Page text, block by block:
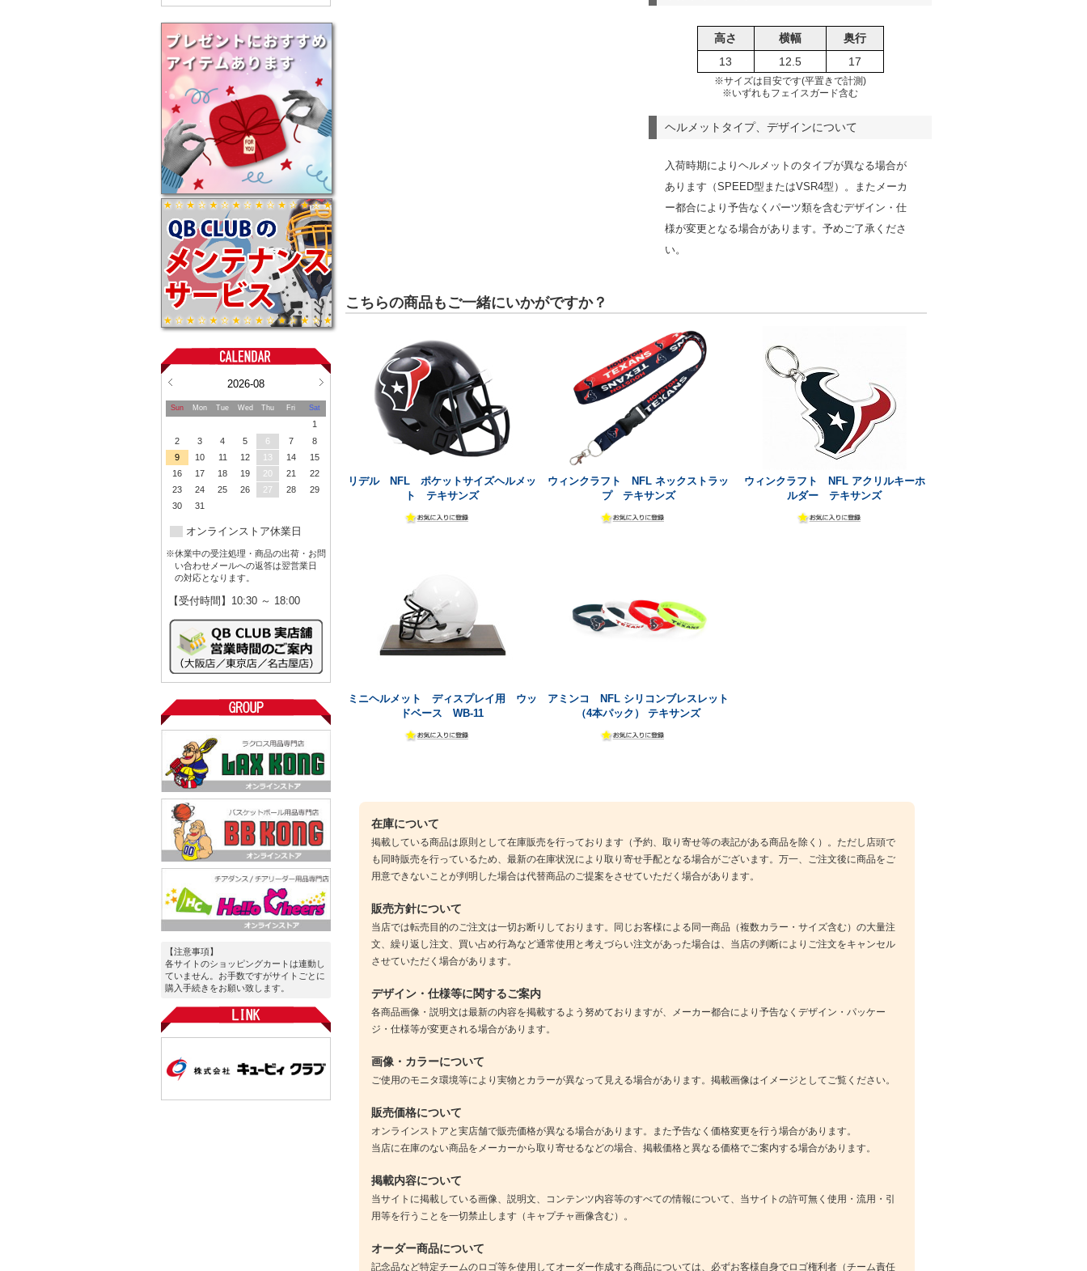
2026-08
Sun Mon Tue Wed Thu Fri Sat
1
2
3 4 5 6 7
8
9
10 11 12 13 14
15
16
17 18 19 20 21
22
23
24 25 26 27 28
29
30
31
オンラインストア休業日
※休業中の受注処理・商品の出荷・お問
い合わせメールへの返答は翌営業日
の対応となります。
【受付時間】10:30 ～ 18:00
【注意事項】
各サイトのショッピングカートは連動し
ていません。お手数ですがサイトごとに
購入手続きをお願い致します。
高さ 横幅
奥行
13
12.5 17
※サイズは目安です(平置きで計測)
※いずれもフェイスガード含む
ヘルメットタイプ、デザインについて
入荷時期によりヘルメットのタイプが異なる場合が
あります（SPEED型またはVSR4型）。またメーカ
ー都合により予告なくパーツ類を含むデザイン・仕
様が変更となる場合があります。予めご了承くださ
い。
こちらの商品もご一緒にいかがですか？
リデル NFL ポケットサイズヘルメッ
ト テキサンズ
ウィンクラフト NFL ネックストラッ
プ テキサンズ
ウィンクラフト NFL アクリルキーホ
ルダー テキサンズ
ミニヘルメット ディスプレイ用 ウッ
ドベース WB-11
アミンコ NFL シリコンブレスレット
（4本パック） テキサンズ
在庫について
掲載している商品は原則として在庫販売を行っております（予約、取り寄せ等の表記がある商品を除く）。ただし店頭で
も同時販売を行っているため、最新の在庫状況により取り寄せ手配となる場合がございます。万一、ご注文後に商品をご
用意できないことが判明した場合は代替商品のご提案をさせていただく場合があります。
販売方針について
当店では転売目的のご注文は一切お断りしております。同じお客様による同一商品（複数カラー・サイズ含む）の大量注
文、繰り返し注文、買い占め行為など通常使用と考えづらい注文があった場合は、当店の判断によりご注文をキャンセル
させていただく場合があります。
デザイン・仕様等に関するご案内
各商品画像・説明文は最新の内容を掲載するよう努めておりますが、メーカー都合により予告なくデザイン・パッケー
ジ・仕様等が変更される場合があります。
画像・カラーについて
ご使用のモニタ環境等により実物とカラーが異なって見える場合があります。掲載画像はイメージとしてご覧ください。
販売価格について
オンラインストアと実店舗で販売価格が異なる場合があります。また予告なく価格変更を行う場合があります。
当店に在庫のない商品をメーカーから取り寄せるなどの場合、掲載価格と異なる価格でご案内する場合があります。
掲載内容について
当サイトに掲載している画像、説明文、コンテンツ内容等のすべての情報について、当サイトの許可無く使用・流用・引
用等を行うことを一切禁止します（キャプチャ画像含む）。
オーダー商品について
記念品など特定チームのロゴ等を使用してオーダー作成する商品については、必ずお客様自身でロゴ権利者（チーム責任